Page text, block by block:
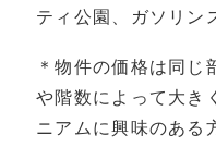
ティ公園、ガソリン
＊物件の価格は同じ
や階数によって大き
ニアムに興味のある